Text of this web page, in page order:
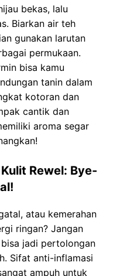
bekas, lalu
Biarkan air teh
gunakan larutan
permukaan.
bisa kamu
tanin dalam
kotoran dan
cantik dan
aroma segar
Rewel: Bye-
atau kemerahan
ringan? Jangan
jadi pertolongan
Sifat anti-inflamasi
ampuh untuk